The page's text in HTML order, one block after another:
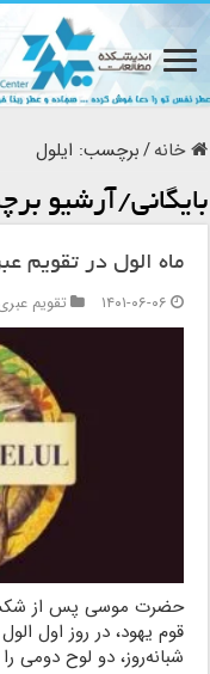
خانه/برچسب: ایلول
بایگانی/آرشیو
ماه الول در تقویم
۱۴۰۱-۰۶-۰۶
تقویم
حضرت موسی پس از
قوم یهود، در روز اول
شبانه‌روز، دو لوح دومی